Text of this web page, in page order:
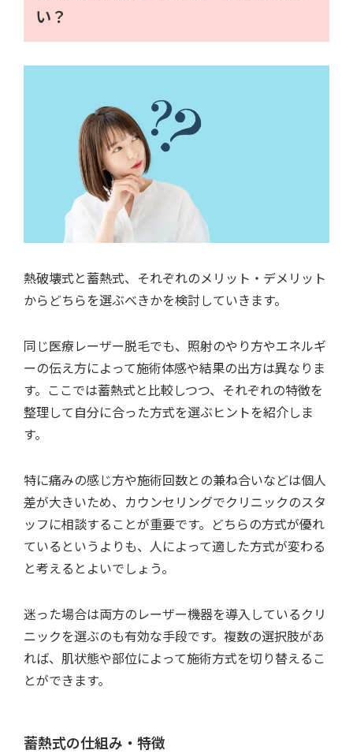
い？
熱破壊式と蓄熱式、それぞれのメリット・デメリット
からどちらを選ぶべきかを検討していきます。
同じ医療レーザー脱毛でも、照射のやり方やエネルギ
ーの伝え方によって施術体感や結果の出方は異なりま
す。ここでは蓄熱式と比較しつつ、それぞれの特徴を
整理して自分に合った方式を選ぶヒントを紹介しま
す。
特に痛みの感じ方や施術回数との兼ね合いなどは個人
差が大きいため、カウンセリングでクリニックのスタ
ッフに相談することが重要です。どちらの方式が優れ
ているというよりも、人によって適した方式が変わる
と考えるとよいでしょう。
迷った場合は両方のレーザー機器を導入しているクリ
ニックを選ぶのも有効な手段です。複数の選択肢があ
れば、肌状態や部位によって施術方式を切り替えるこ
とができます。
蓄熱式の仕組み・特徴